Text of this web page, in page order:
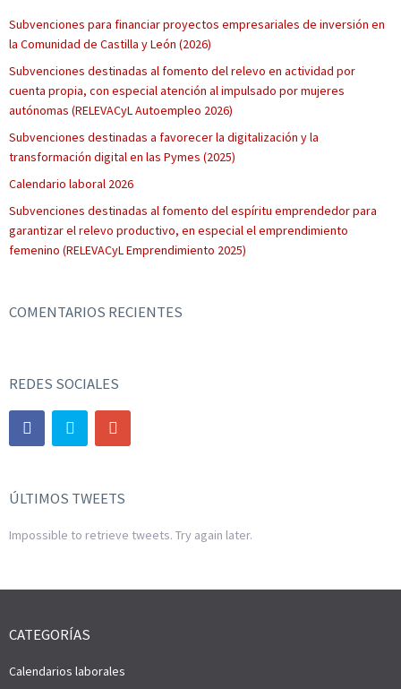
Subvenciones para financiar proyectos empresariales de inversión en
la Comunidad de Castilla y León (2026)
Subvenciones destinadas al fomento del relevo en actividad por
cuenta propia, con especial atención al impulsado por mujeres
autónomas (RELEVACyL Autoempleo 2026)
Subvenciones destinadas a favorecer la digitalización y la
transformación digital en las Pymes (2025)
Calendario laboral 2026
Subvenciones destinadas al fomento del espíritu emprendedor para
garantizar el relevo productivo, en especial el emprendimiento
femenino (RELEVACyL Emprendimiento 2025)
COMENTARIOS RECIENTES
REDES SOCIALES
ÚLTIMOS TWEETS
Impossible to retrieve tweets. Try again later.
CATEGORÍAS
Calendarios laborales